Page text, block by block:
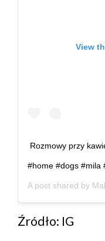
View
Rozmowy przy
#home #dogs #mila
A post shared by
Źródło: IG